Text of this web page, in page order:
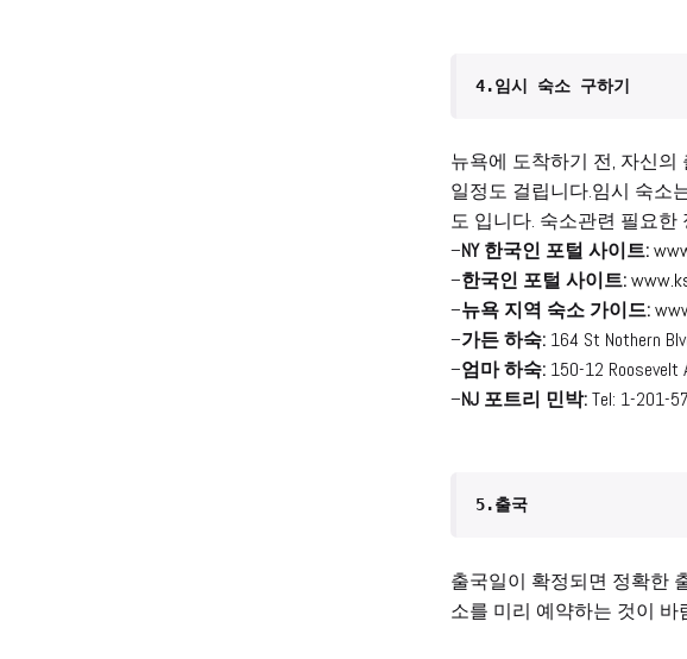
4.임시 숙소 구하기
뉴욕에 도착하기 전, 자신
일정도 걸립니다.임시 숙소
도 입니다. 숙소관련 필요
–NY 한국인 포털 사이트:
–한국인 포털 사이트:
–뉴욕 지역 숙소 가이드:
–가든 하숙:164 St Nothern
–엄마 하숙:150-12 Roosevelt
–NJ 포트리 민박:Tel: 1-201-
5.출국
출국일이 확정되면 정확한
소를 미리 예약하는 것이 바